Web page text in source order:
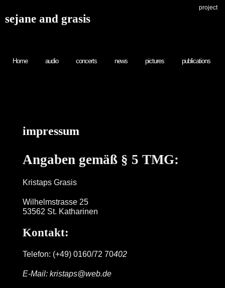
sejane and grasis
project
Home audio concerts news pictures publications
impressum
Angaben gemäß § 5 TMG:
Kristaps Grasis
Wilhelmstrasse 25
53562 St. Katharinen
Kontakt:
Telefon: (+49) 0160/72 70402
E-Mail: kristaps@web.de